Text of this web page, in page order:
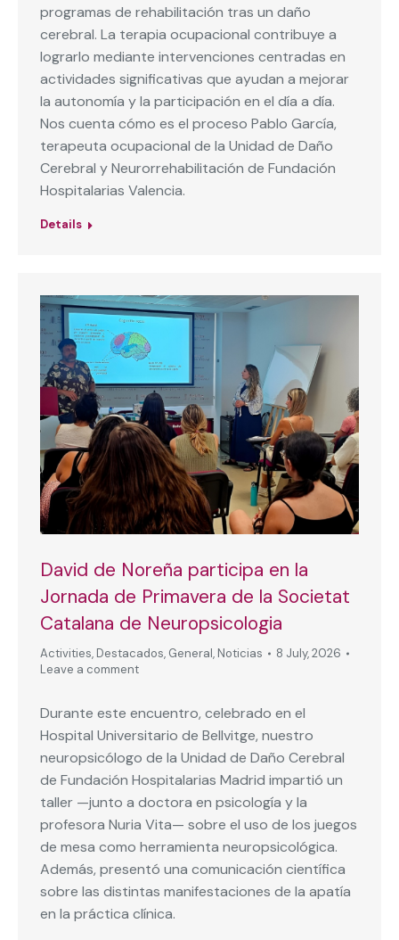
programas de rehabilitación tras un daño
cerebral. La terapia ocupacional contribuye a
lograrlo mediante intervenciones centradas en
actividades significativas que ayudan a mejorar
la autonomía y la participación en el día a día.
Nos cuenta cómo es el proceso Pablo García,
terapeuta ocupacional de la Unidad de Daño
Cerebral y Neurorrehabilitación de Fundación
Hospitalarias Valencia.
Details
David de Noreña participa en la
Jornada de Primavera de la Societat
Catalana de Neuropsicologia
Activities, Destacados, General, Noticias
8 July, 2026
Leave a comment
Durante este encuentro, celebrado en el
Hospital Universitario de Bellvitge, nuestro
neuropsicólogo de la Unidad de Daño Cerebral
de Fundación Hospitalarias Madrid impartió un
taller —junto a doctora en psicología y la
profesora Nuria Vita— sobre el uso de los juegos
de mesa como herramienta neuropsicológica.
Además, presentó una comunicación científica
sobre las distintas manifestaciones de la apatía
en la práctica clínica.